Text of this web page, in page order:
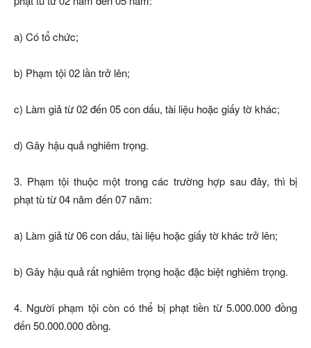
a) Có tổ chức;
b) Phạm tội 02 lần trở lên;
c) Làm giả từ 02 đến 05 con dấu, tài liệu hoặc giấy tờ khác;
d) Gây hậu quả nghiêm trọng.
3. Phạm tội thuộc một trong các trường hợp sau đây, thì bị
phạt tù từ 04 năm đến 07 năm:
a) Làm giả từ 06 con dấu, tài liệu hoặc giấy tờ khác trở lên;
b) Gây hậu quả rất nghiêm trọng hoặc đặc biệt nghiêm trọng.
4. Người phạm tội còn có thể bị phạt tiền từ 5.000.000 đồng
đến 50.000.000 đồng.